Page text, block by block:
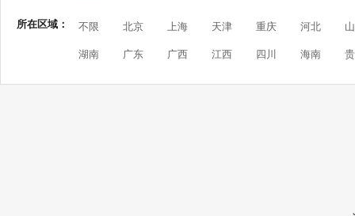
所在区域： 不限 北京 上海 天津 重庆 河北
湖南 广东 广西 江西 四川 海南